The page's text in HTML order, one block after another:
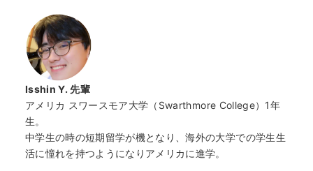
Isshin Y.先輩
アメリカ スワースモア大学（Swarthmore College）1年
生。
中学生の時の短期留学が機となり、海外の大学での学生生
活に憧れを持つようになりアメリカに進学。